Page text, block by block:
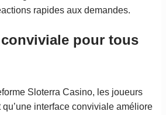
rapides aux demandes.
pour tous
Sloterra Casino, les joueurs
interface conviviale améliore